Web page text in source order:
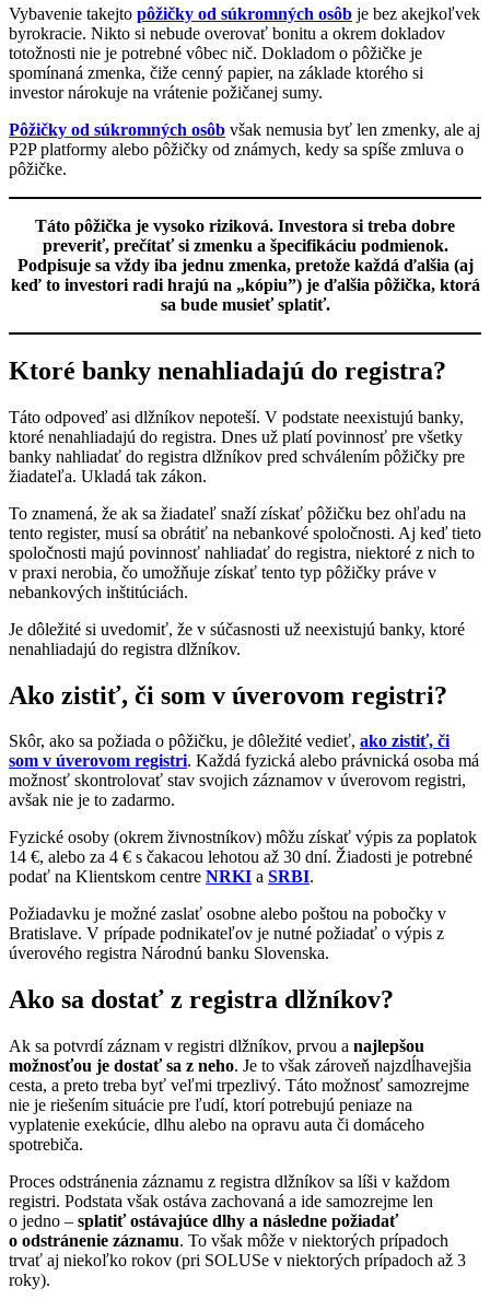
Vybavenie takejto pôžičky od súkromných osôb je bez akejkoľvek
byrokracie. Nikto si nebude overovať bonitu a okrem dokladov
totožnosti nie je potrebné vôbec nič. Dokladom o pôžičke je
spomínaná zmenka, čiže cenný papier, na základe ktorého si
investor nárokuje na vrátenie požičanej sumy.
Pôžičky od súkromných osôb však nemusia byť len zmenky, ale aj
P2P platformy alebo pôžičky od známych, kedy sa spíše zmluva o
pôžičke.
Táto pôžička je vysoko riziková. Investora si treba dobre
preveriť, prečítať si zmenku a špecifikáciu podmienok.
Podpisuje sa vždy iba jednu zmenka, pretože každá ďalšia (aj
keď to investori radi hrajú na „kópiu”) je ďalšia pôžička, ktorá
sa bude musieť splatiť.
Ktoré banky nenahliadajú do registra?
Táto odpoveď asi dlžníkov nepoteší. V podstate neexistujú banky,
ktoré nenahliadajú do registra. Dnes už platí povinnosť pre všetky
banky nahliadať do registra dlžníkov pred schválením pôžičky pre
žiadateľa. Ukladá tak zákon.
To znamená, že ak sa žiadateľ snaží získať pôžičku bez ohľadu na
tento register, musí sa obrátiť na nebankové spoločnosti. Aj keď tieto
spoločnosti majú povinnosť nahliadať do registra, niektoré z nich to
v praxi nerobia, čo umožňuje získať tento typ pôžičky práve v
nebankových inštitúciách.
Je dôležité si uvedomiť, že v súčasnosti už neexistujú banky, ktoré
nenahliadajú do registra dlžníkov.
Ako zistiť, či som v úverovom registri?
Skôr, ako sa požiada o pôžičku, je dôležité vedieť, ako zistiť, či
som v úverovom registri. Každá fyzická alebo právnická osoba má
možnosť skontrolovať stav svojich záznamov v úverovom registri,
avšak nie je to zadarmo.
Fyzické osoby (okrem živnostníkov) môžu získať výpis za poplatok
14 €, alebo za 4 € s čakacou lehotou až 30 dní. Žiadosti je potrebné
podať na Klientskom centre NRKI a SRBI.
Požiadavku je možné zaslať osobne alebo poštou na pobočky v
Bratislave. V prípade podnikateľov je nutné požiadať o výpis z
úverového registra Národnú banku Slovenska.
Ako sa dostať z registra dlžníkov?
Ak sa potvrdí záznam v registri dlžníkov, prvou a najlepšou
možnosťou je dostať sa z neho. Je to však zároveň najzdĺhavejšia
cesta, a preto treba byť veľmi trpezlivý. Táto možnosť samozrejme
nie je riešením situácie pre ľudí, ktorí potrebujú peniaze na
vyplatenie exekúcie, dlhu alebo na opravu auta či domáceho
spotrebiča.
Proces odstránenia záznamu z registra dlžníkov sa líši v každom
registri. Podstata však ostáva zachovaná a ide samozrejme len
o jedno – splatiť ostávajúce dlhy a následne požiadať
o odstránenie záznamu. To však môže v niektorých prípadoch
trvať aj niekoľko rokov (pri SOLUSe v niektorých prípadoch až 3
roky).